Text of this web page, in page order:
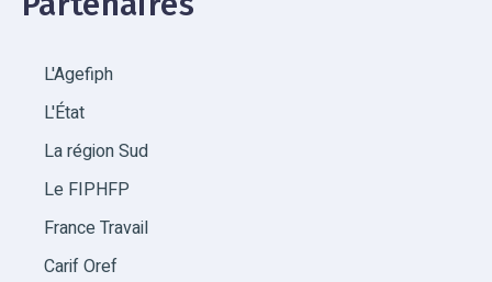
L'Agefiph
L'État
La région Sud
Le FIPHFP
France Travail
Carif Oref